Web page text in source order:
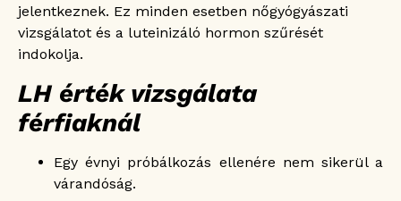
jelentkeznek. Ez minden esetben nőgyógyászati
vizsgálatot és a luteinizáló hormon szűrését
indokolja.
LH érték vizsgálata
férfiaknál
Egy évnyi próbálkozás ellenére nem sikerül a
várandóság.